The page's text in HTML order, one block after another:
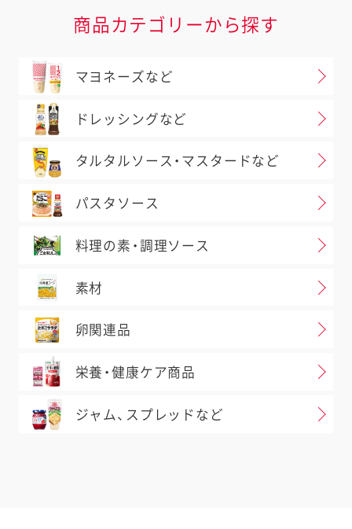
商品カテゴリーから探す
マヨネーズなど
ドレッシングなど
タルタルソース・マスタードなど
パスタソース
料理の素・調理ソース
素材
卵関連品
栄養・健康ケア商品
ジャム、スプレッドなど